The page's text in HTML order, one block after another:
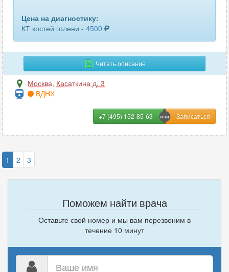
Цена на диагностику:
КТ костей голени - 4500
Читать описание
Москва, Касаткина д. 3
ВДНХ
+7 (495) 152-85-63
1 2 3
Поможем найти врача
Оставьте свой номер и мы вам перезвоним в
течение 10 минут